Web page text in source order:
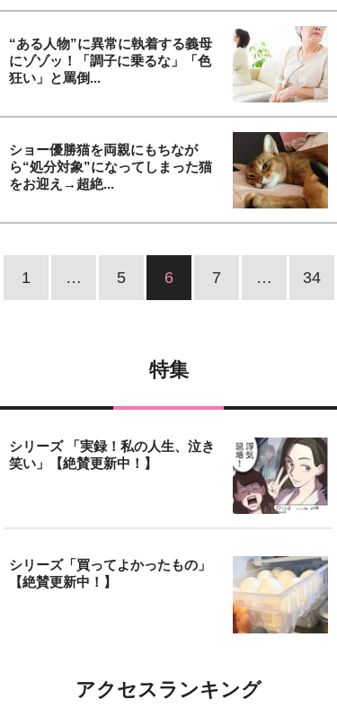
“ある人物”に異常に執着する義母
にゾゾッ！「調子に乗るな」「色
狂い」と罵倒...
ショー優勝猫を両親にもちなが
ら“処分対象”になってしまった猫
をお迎え→超絶...
1 … 5 6 7 … 34
特集
シリーズ 「実録！私の人生、泣き
笑い」【絶賛更新中！】
シリーズ「買ってよかったもの」
【絶賛更新中！】
アクセスランキング